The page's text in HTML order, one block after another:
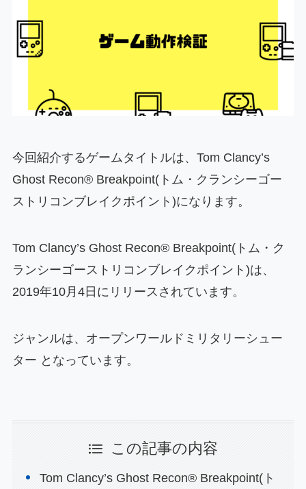
今回紹介するゲームタイトルは、Tom Clancy’s
Ghost Recon® Breakpoint(トム・クランシーゴー
ストリコンブレイクポイント)になります。
Tom Clancy’s Ghost Recon® Breakpoint(トム・ク
ランシーゴーストリコンブレイクポイント)は、
2019年10月4日にリリースされています。
ジャンルは、オープンワールドミリタリーシュー
ター となっています。
この記事の内容
Tom Clancy’s Ghost Recon® Breakpoint(ト